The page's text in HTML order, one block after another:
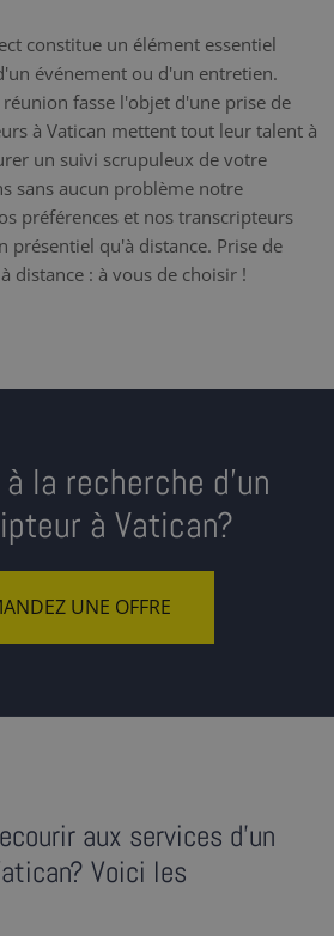
constitue un élément essentiel
événement ou d'un entretien.
fasse l'objet d'une prise de
à Vatican mettent tout leur talent à
un suivi scrupuleux de votre
sans aucun problème notre
préférences et nos transcripteurs
présentiel qu'à distance. Prise de
distance : à vous de choisir !
la recherche d’un
à Vatican?
UNE OFFRE
aux services d'un
Voici les